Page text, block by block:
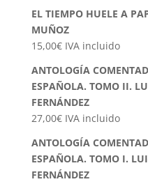
EL TIEMPO HUELE A
MUÑOZ
15,00€ IVA incluido
ANTOLOGÍA
ESPAÑOLA. TOMO II.
FERNÁNDEZ
27,00€ IVA incluido
ANTOLOGÍA
ESPAÑOLA. TOMO I.
FERNÁNDEZ